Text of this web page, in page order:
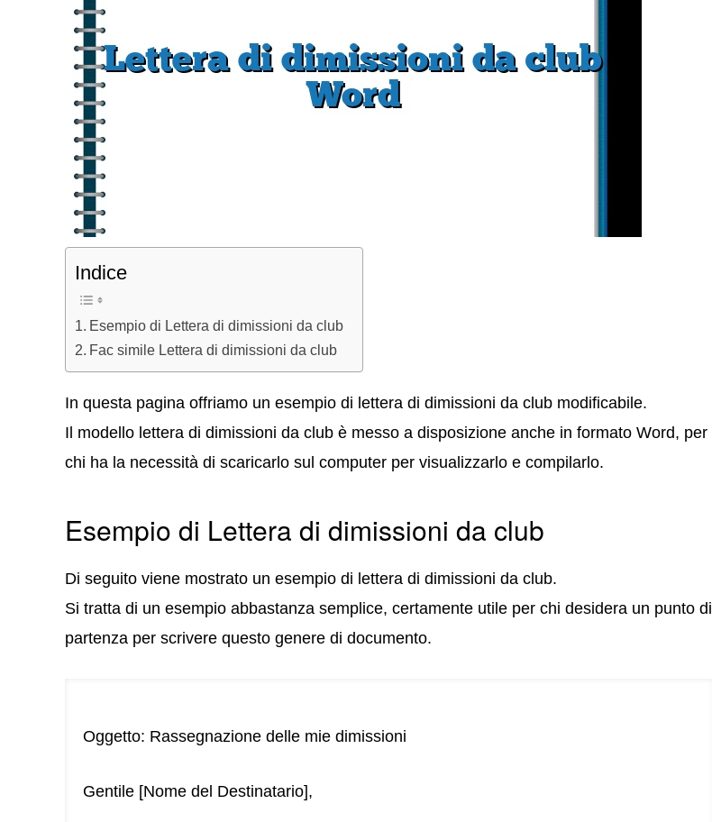
Indice
Esempio di Lettera di dimissioni da club
Fac simile Lettera di dimissioni da club
In questa pagina offriamo un esempio di lettera di dimissioni da club modificabile.
Il modello lettera di dimissioni da club è messo a disposizione anche in formato Word, per
chi ha la necessità di scaricarlo sul computer per visualizzarlo e compilarlo.
Esempio di Lettera di dimissioni da club
Di seguito viene mostrato un esempio di lettera di dimissioni da club.
Si tratta di un esempio abbastanza semplice, certamente utile per chi desidera un punto di
partenza per scrivere questo genere di documento.
Oggetto: Rassegnazione delle mie dimissioni
Gentile [Nome del Destinatario],